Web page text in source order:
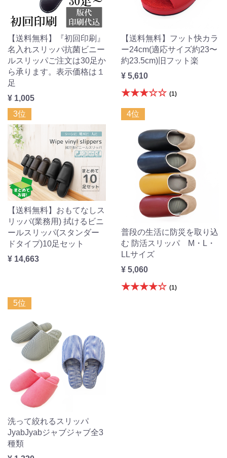
【送料無料】『初回印刷』
名入れスリッパ抗菌ビニー
ルスリッパご注文は30足か
ら承ります。表示価格は１
足
¥ 1,005
【送料無料】フット快カラ
ー24cm(適応サイズ約23〜
約23.5cm)旧フット楽
¥ 5,610
★★★☆☆ (1)
3位
【送料無料】おもてなしス
リッパ(業務用) 拭けるビニ
ールスリッパ(スタンダー
ドタイプ)10足セット
¥ 14,663
4位
普段の生活に防災を取り込
む 防活スリッパ M・L・
LLサイズ
¥ 5,060
★★★★☆ (1)
5位
洗って絞れるスリッパ
JyabJyabジャブジャブ全3
種類